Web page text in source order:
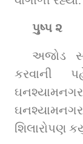
પુષ્પ ૨
અજોડ
કરવાની
શિલારોપણ